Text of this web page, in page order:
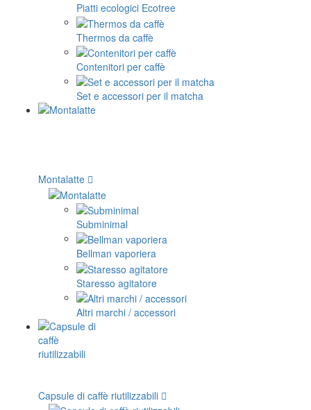
Piatti ecologici Ecotree
Thermos da caffè
Contenitori per caffè
Set e accessori per il matcha
Montalatte
Subminimal
Bellman vaporiera
Staresso agitatore
Altri marchi / accessori
Capsule di caffè riutilizzabili